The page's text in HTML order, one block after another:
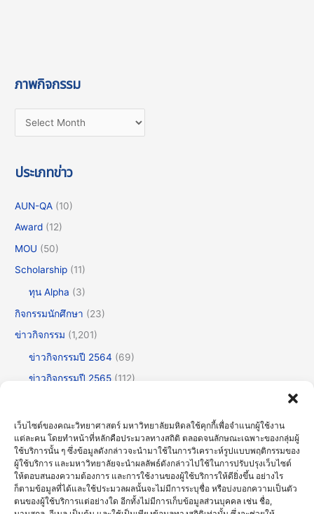
เว็บไซต์ของคณะวิทยาศาสตร์ มหาวิทยาลัยมหิดลใช้คุกกี้เพื่อจำแนกผู้ใช้งาน
แต่ละคน โดยทำหน้าที่หลักคือประมวลทางสถิติ ตลอดจนลักษณะเฉพาะของกลุ่มผู้
ใช้บริการนั้น ๆ ซึ่งข้อมูลดังกล่าวจะนำมาใช้ในการวิเคราะห์รูปแบบพฤติกรรมของ
ผู้ใช้บริการ และมหาวิทยาลัยจะนำผลลัพธ์ดังกล่าวไปใช้ในการปรับปรุงเว็บไซต์
ให้ตอบสนองความต้องการ และการใช้งานของผู้ใช้บริการให้ดียิ่งขึ้น อย่างไร
ก็ตามข้อมูลที่ได้และใช้ประมวลผลนั้นจะไม่มีการระบุชื่อ หรือบ่งบอกความเป็นตัว
ตนของผู้ใช้บริการแต่อย่างใด อีกทั้งไม่มีการเก็บข้อมูลส่วนบุคคล เช่น ชื่อ,
ภาพกิจกรรม
ประเภทข่าว
AUN-QA (10)
Award (12)
MOU (50)
Scholarship (11)
ทุน Alpha (3)
กิจกรรมนักศึกษา (23)
ข่าวกิจกรรม (1,201)
ข่าวกิจกรรมปี 2564 (69)
ข่าวกิจกรรมปี 2565 (112)
ข่าวกิจกรรมปี 2567 (252)
ข่าวกิจกรรมปี 2568(355)
ข่าวกิจกรรมปี 2569(191)
ข่าวทั่วไป(716)
ข่าวธรรมาภิบาลและความโปร่งใส (OIT)(30)